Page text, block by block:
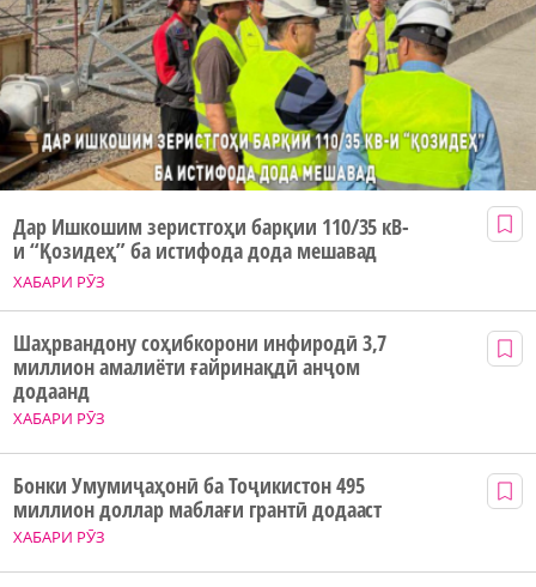
ХАБАРИ РӮЗ
Дар Ишкошим зеристгоҳи барқии 110/35 кВ-
и “Қозидеҳ” ба истифода дода мешавад
ХАБАРИ РӮЗ
Шаҳрвандону соҳибкорони инфиродӣ 3,7
миллион амалиёти ғайринақдӣ анҷом
додаанд
ХАБАРИ РӮЗ
Бонки Умумиҷаҳонӣ ба Тоҷикистон 495
миллион доллар маблағи грантӣ додааст